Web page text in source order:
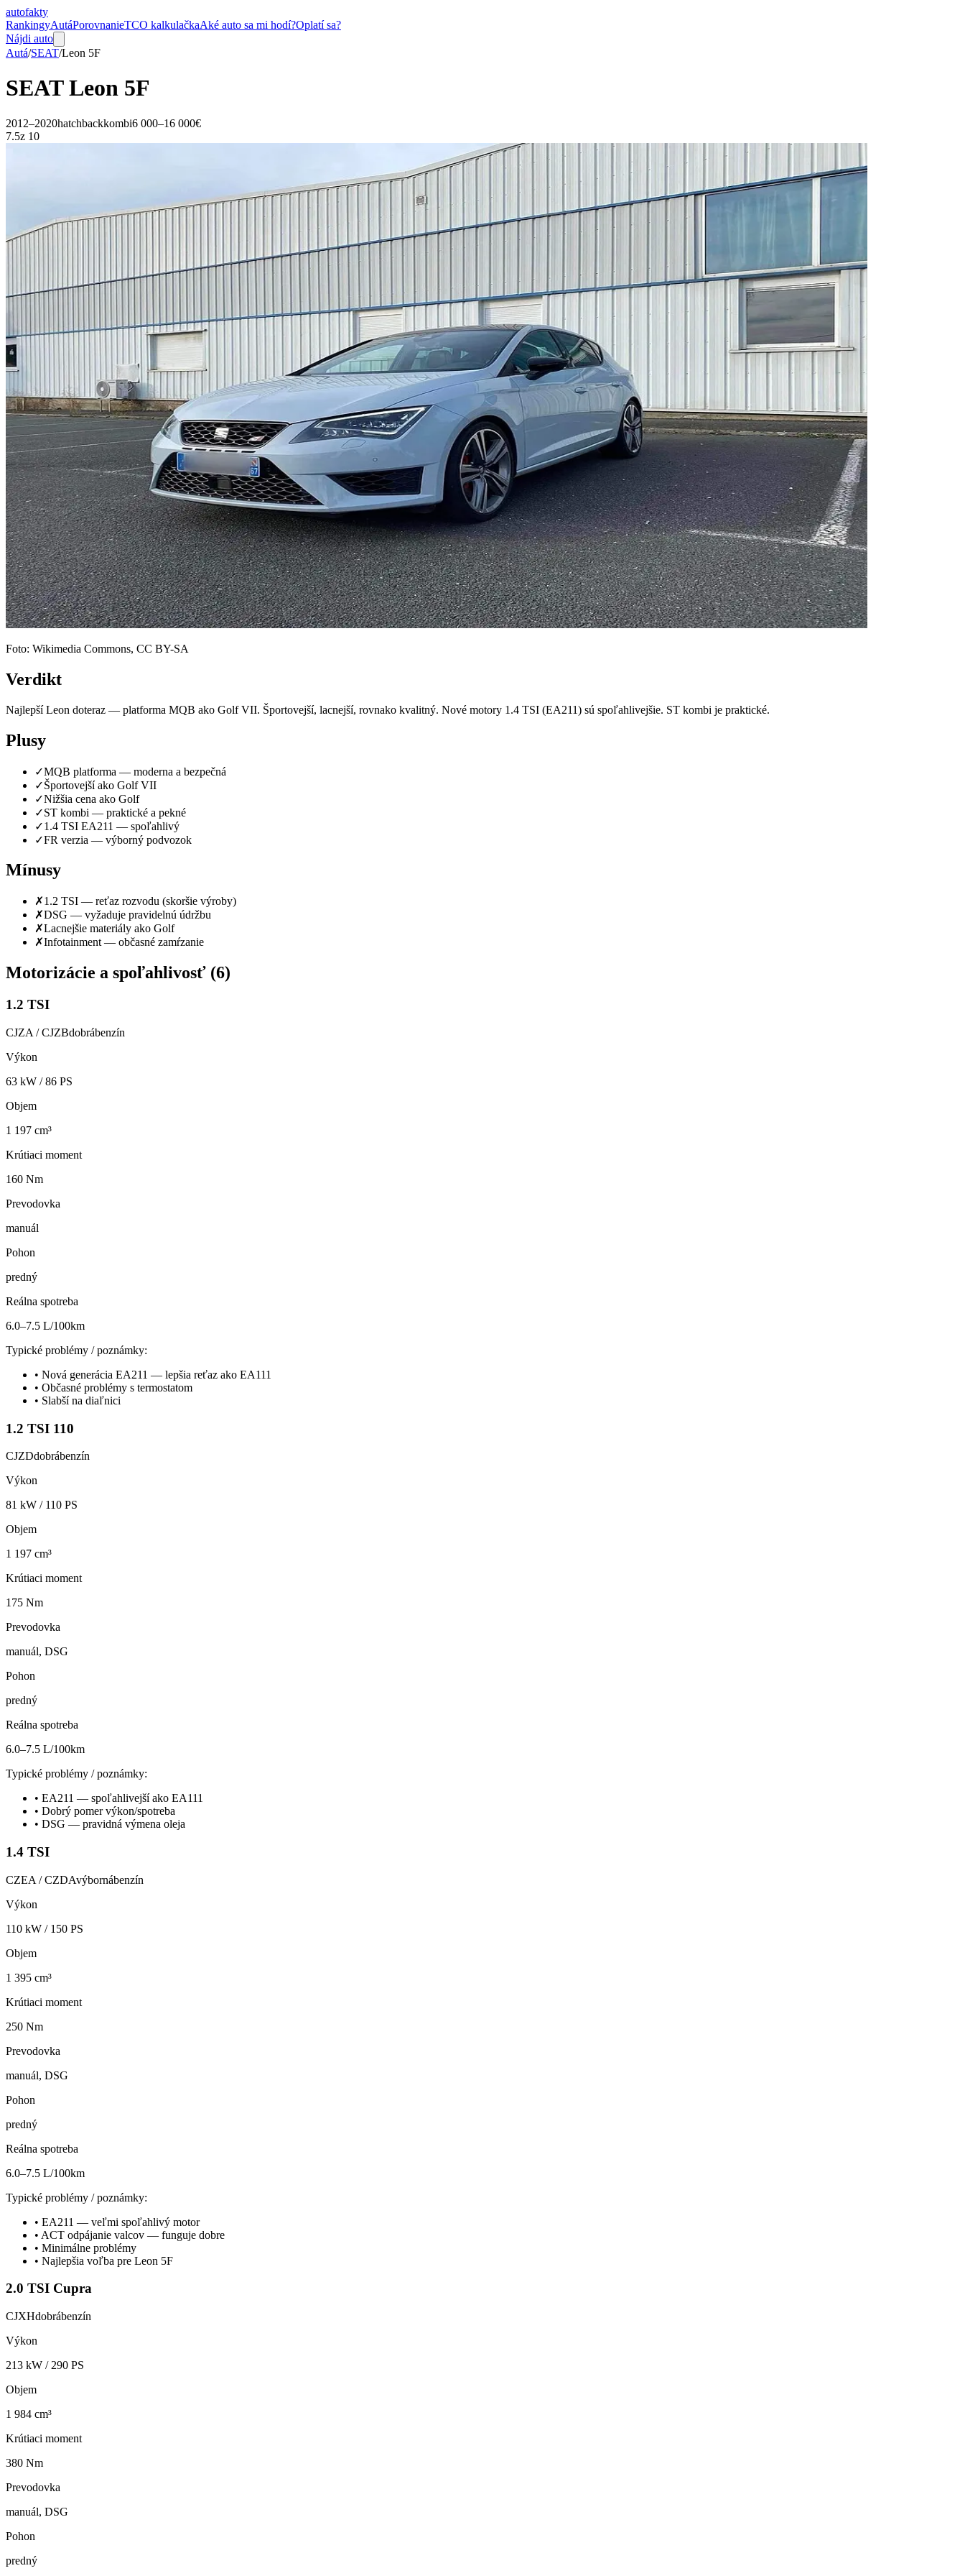
autofakty
RankingyAutáPorovnanieTCO kalkulačkaAké auto sa mi hodí?Oplatí sa?
Nájdi auto
Autá/SEAT/Leon 5F
SEAT Leon 5F
2012–2020hatchbackkombi6 000–16 000€
7.5z 10
Foto: Wikimedia Commons, CC BY-SA
Verdikt
Najlepší Leon doteraz — platforma MQB ako Golf VII. Športovejší, lacnejší, rovnako kvalitný. Nové motory 1.4 TSI (EA211) sú spoľahlivejšie. ST kombi je praktické.
Plusy
✓MQB platforma — moderna a bezpečná
✓Športovejší ako Golf VII
✓Nižšia cena ako Golf
✓ST kombi — praktické a pekné
✓1.4 TSI EA211 — spoľahlivý
✓FR verzia — výborný podvozok
Mínusy
✗1.2 TSI — reťaz rozvodu (skoršie výroby)
✗DSG — vyžaduje pravidelnú údržbu
✗Lacnejšie materiály ako Golf
✗Infotainment — občasné zamŕzanie
Motorizácie a spoľahlivosť (6)
1.2 TSI
CJZA / CJZBdobrábenzín
Výkon
63 kW /86 PS
Objem
1 197 cm³
Krútiaci moment
160 Nm
Prevodovka
manuál
Pohon
predný
Reálna spotreba
6.0–7.5 L/100km
Typické problémy / poznámky:
• Nová generácia EA211 — lepšia reťaz ako EA111
• Občasné problémy s termostatom
• Slabší na diaľnici
1.2 TSI 110
CJZDdobrábenzín
Výkon
81 kW / 110 PS
Objem
1 197 cm³
Krútiaci moment
175 Nm
Prevodovka
manuál, DSG
Pohon
predný
Reálna spotreba
6.0–7.5 L/100km
Typické problémy / poznámky:
• EA211 — spoľahlivejší ako EA111
• Dobrý pomer výkon/spotreba
• DSG — pravidná výmena oleja
1.4 TSI
CZEA / CZDAvýbornábenzín
Výkon
110 kW / 150 PS
Objem
1 395 cm³
Krútiaci moment
250 Nm
Prevodovka
manuál, DSG
Pohon
predný
Reálna spotreba
6.0–7.5 L/100km
Typické problémy / poznámky:
• EA211 — veľmi spoľahlivý motor
• ACT odpájanie valcov — funguje dobre
• Minimálne problémy
• Najlepšia voľba pre Leon 5F
2.0 TSI Cupra
CJXHdobrábenzín
Výkon
213 kW / 290 PS
Objem
1 984 cm³
Krútiaci moment
380 Nm
Prevodovka
manuál, DSG
Pohon
predný